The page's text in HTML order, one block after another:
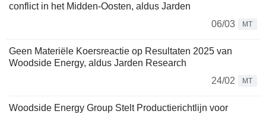
conflict in het Midden-Oosten, aldus Jarden
06/03
MT
Geen Materiële Koersreactie op Resultaten 2025 van
Woodside Energy, aldus Jarden Research
24/02
MT
Woodside Energy Group Stelt Productierichtlijn voor